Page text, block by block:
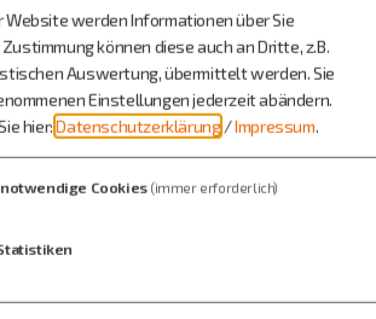
Website werden Informationen über Sie
können diese auch an Dritte, z.B.
Auswertung, übermittelt werden. Sie
Einstellungen jederzeit abändern.
hier:Datenschutzerklärung /Impressum.
Cookies (immer erforderlich)